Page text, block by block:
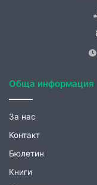
Обща информация
За нас
Контакт
Бюлетин
Книги